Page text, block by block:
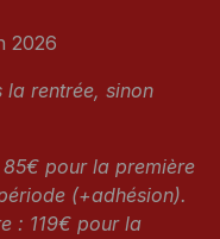
2026
rentrée, sinon
85€ pour la première
(+adhésion).
: 119€ pour la